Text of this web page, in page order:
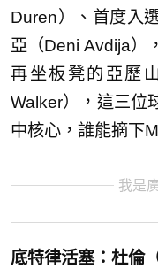
Duren）、首度入
亞（Deni Avdija）
再坐板凳的亞歷
Walker），這三位
中核心，誰能摘下
我是
底特律活塞：杜倫